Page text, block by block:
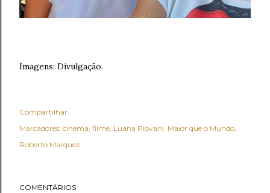
Imagens: Divulgação.
Compartilhar
Marcadores: cinema filme Luana Piovani Maior que o Mundo
Roberto Marquez
COMENTÁRIOS